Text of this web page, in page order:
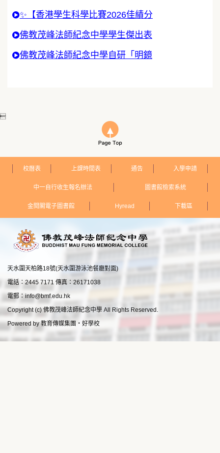
✨【香港學生科學比賽2026佳績分
佛教茂峰法師紀念中學學生傑出表
佛教茂峰法師紀念中學自研「明鏡

校曆表 上課時間表 通告 入學申請
中一自行收生報名辦法 圖書館檢索系統
金閱閣電子圖書館 Hyread 下載區
天水圍天柏路18號(天水圍游泳池餐廳對面)
電話：2445 7171 傳真：26171038
電郵：info@bmf.edu.hk
Copyright (c) 佛教茂峰法師紀念中學 All Rights Reserved.
Powered by教育傳媒集團 ‧ 好學校